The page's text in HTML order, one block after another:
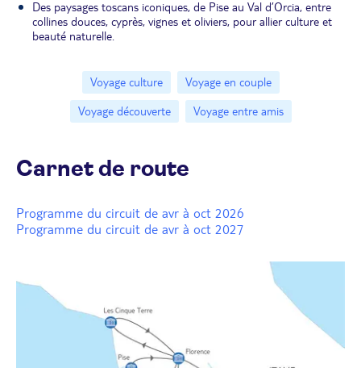
Des paysages toscans iconiques, de Pise au Val d’Orcia, entre
collines douces, cyprès, vignes et oliviers, pour allier culture et
beauté naturelle.
Voyage culture
Voyage en couple
Voyage découverte
Voyage entre amis
Carnet de route
Programme du circuit de avr à oct 2026
Programme du circuit de avr à oct 2027